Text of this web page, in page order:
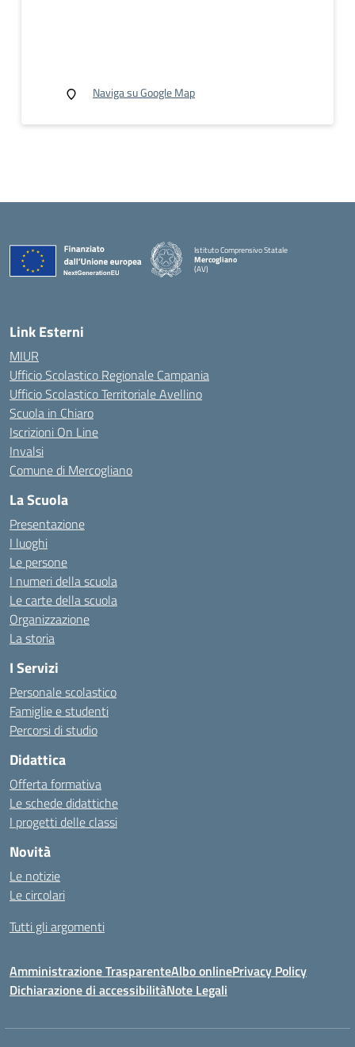
Naviga su Google Map
Istituto Comprensivo Statale
Mercogliano
(AV)
Link Esterni
MIUR
Ufficio Scolastico Regionale Campania
Ufficio Scolastico Territoriale Avellino
Scuola in Chiaro
Iscrizioni On Line
Invalsi
Comune di Mercogliano
La Scuola
Presentazione
I luoghi
Le persone
I numeri della scuola
Le carte della scuola
Organizzazione
La storia
I Servizi
Personale scolastico
Famiglie e studenti
Percorsi di studio
Didattica
Offerta formativa
Le schede didattiche
I progetti delle classi
Novità
Le notizie
Le circolari
Tutti gli argomenti
Amministrazione TrasparenteAlbo onlinePrivacy Policy
Dichiarazione di accessibilitàNote Legali